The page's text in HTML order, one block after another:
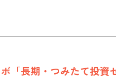
「長期・つみたて投資